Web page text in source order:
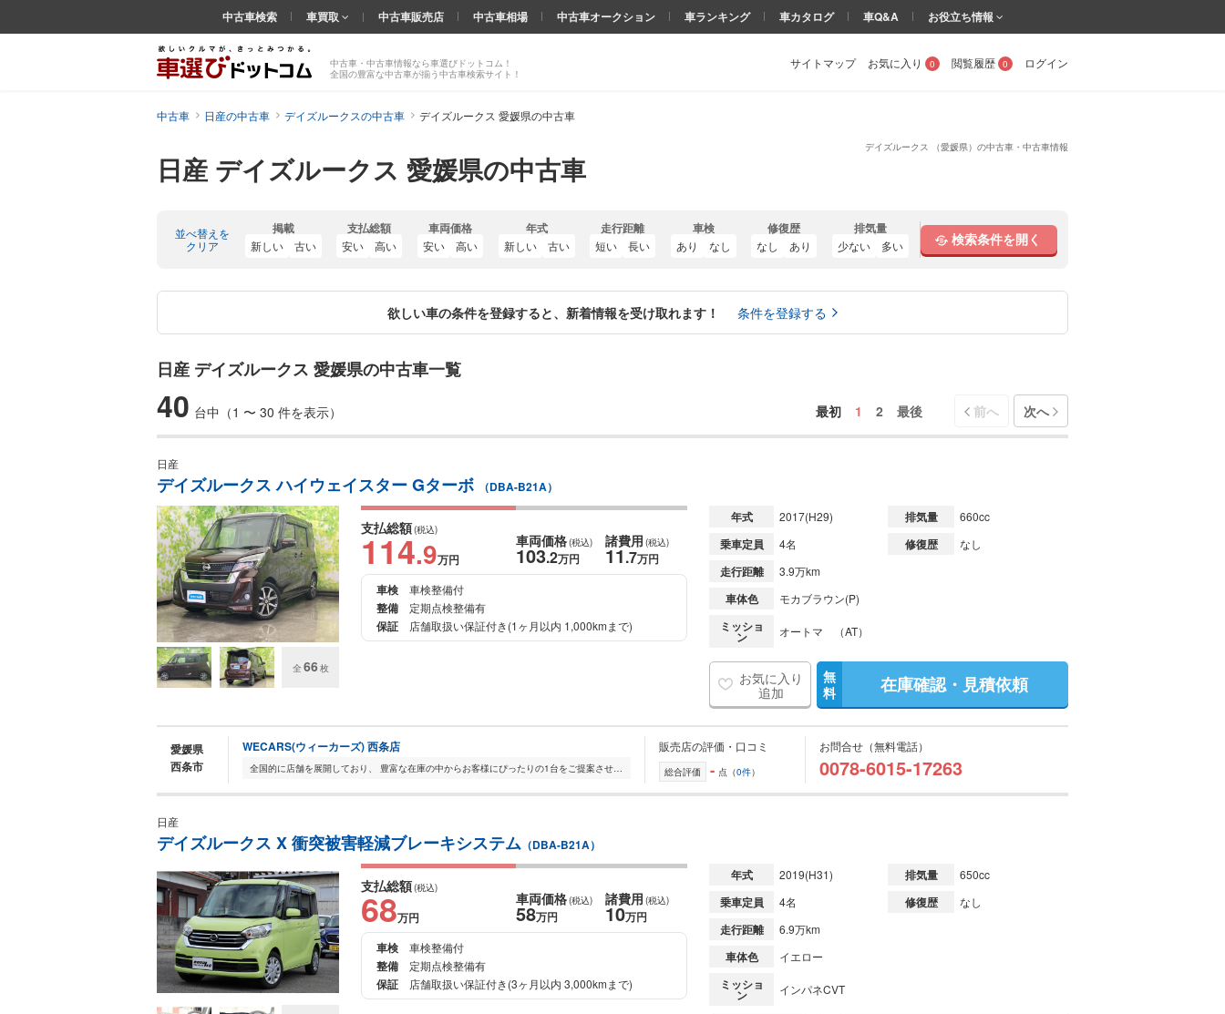
デイズルークス （愛媛県）の中古車・中古車情報
日産 デイズルークス 愛媛県の中古車
中古車・中古車情報なら車選びドットコム！
全国の豊富な中古車が揃う中古車検索サイト！
サイトマップ お気に入り 0 閲覧履歴 0 ログイン
中古車検索 車買取 中古車販売店 中古車相場 中古車オークション 車ランキング 車カタログ 車Q&A お役立ち情報
中古車 日産の中古車 デイズルークスの中古車 デイズルークス 愛媛県の中古車
並べ替えを
クリア
掲載
新しい 古い
支払総額
安い 高い
車両価格
安い 高い
年式
新しい 古い
走行距離
短い 長い
車検
あり なし
修復歴
なし あり
排気量
少ない 多い 検索条件を開く
欲しい車の条件を登録すると、新着情報を受け取れます！ 条件を登録する
日産 デイズルークス 愛媛県の中古車一覧
40 台中（1 〜 30 件を表示） 最初 1 2 最後 前へ 次へ
日産
デイズルークス ハイウェイスター Gターボ （DBA-B21A）
全 66枚
支払総額(税込)
114.9万円
車両価格(税込)
103.2万円
諸費用 (税込)
11.7万円
車検
車検整備付
整備 定期点検整備有
保証 店舗取扱い保証付き(1ヶ月以内 1,000kmまで)
年式 2017(H29) 排気量 660cc
乗車定員 4名 修復歴 なし
走行距離 3.9万km
車体色 モカブラウン(P)
ミッショ
ン オートマ （AT）
お気に入り
追加
無
料
在庫確認・見積依頼
愛媛県
西条市
WECARS(ウィーカーズ) 西条店
全国的に店舗を展開しており、 豊富な在庫の中からお客様にぴったりの1台をご提案させていただきます。 国産車から輸入車まで幅広く取り扱っており、 登録済未使用車や...
販売店の評価・口コミ
総合評価 - 点（0件）
お問合せ（無料電話）
0078-6015-17263
日産
デイズルークス X 衝突被害軽減ブレーキシステム （DBA-B21A）
支払総額(税込)
68万円
車両価格(税込)
58万円
諸費用 (税込)
10万円
車検
車検整備付
整備 定期点検整備有
保証 店舗取扱い保証付き(3ヶ月以内 3,000kmまで)
年式 2019(H31) 排気量 650cc
乗車定員 4名 修復歴 なし
走行距離 6.9万km
車体色 イエロー
ミッショ
ン インパネCVT